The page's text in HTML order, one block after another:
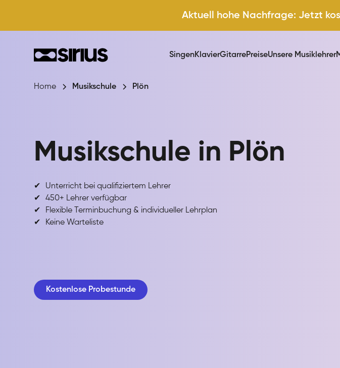
Aktuell hohe Nachfrage: Jetzt
SingenKlavierGitarrePreiseUnsere Musiklehrer
Home Musikschule Plön
Musikschule in Plön
✔
Unterricht bei qualifiziertem Lehrer
✔
450+ Lehrer verfügbar
✔
Flexible Terminbuchung & individueller Lehrplan
✔
Keine Warteliste
Kostenlose Probestunde